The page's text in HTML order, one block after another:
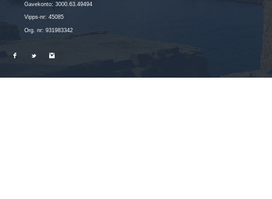
Gavekonto: 3000.63.49494
Vipps-nr: 45085
Org. nr: 931983342